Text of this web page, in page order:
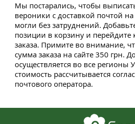
Мы постарались, чтобы
вероники с доставкой почтой
могли без затруднений.
позиции в корзину и
заказа. Примите во внимание,
сумма заказа на сайте 350 грн.
осуществляется во все регионы
стоимость рассчитывается
почтового оператора.